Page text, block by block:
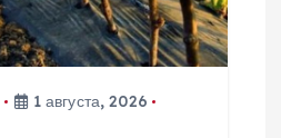
1 августа, 2026